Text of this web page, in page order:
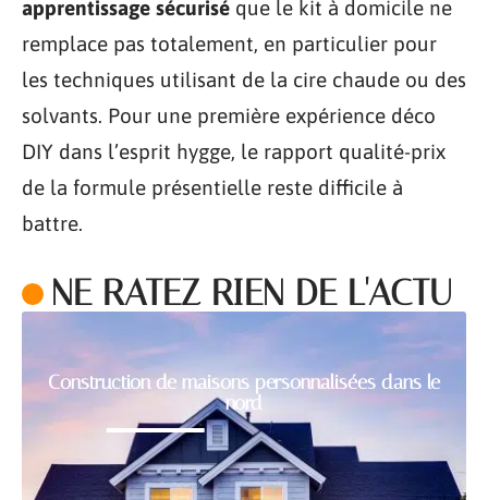
apprentissage sécurisé que le kit à domicile ne
remplace pas totalement, en particulier pour
les techniques utilisant de la cire chaude ou des
solvants. Pour une première expérience déco
DIY dans l’esprit hygge, le rapport qualité-prix
de la formule présentielle reste difficile à
battre.
NE RATEZ RIEN DE L'ACTU
Construction de maisons personnalisées dans le
nord